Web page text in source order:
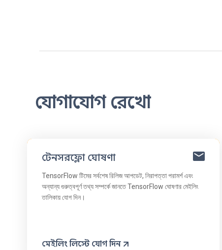
যোগাযোগ রেখো
টেনসরফ্লো ঘোষণা
TensorFlow টিমের সর্বশেষ রিলিজ আপডেট, নিরাপত্তা পরামর্শ এবং
অন্যান্য গুরুত্বপূর্ণ তথ্য সম্পর্কে জানতে TensorFlow ঘোষণার মেইলিং
তালিকায় যোগ দিন।
মেইলিং লিস্টে যোগ দিন